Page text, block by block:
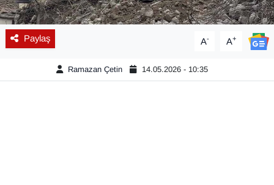
Paylaş A- A+
Ramazan Çetin 14.05.2026 - 10:35
Eleman
En çok konuşulanlar